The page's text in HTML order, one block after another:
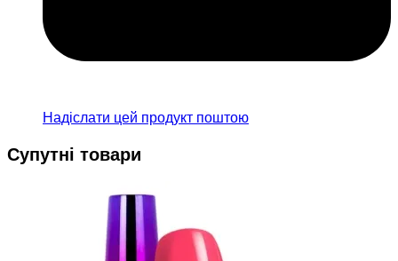
Надіслати цей продукт поштою
Супутні товари